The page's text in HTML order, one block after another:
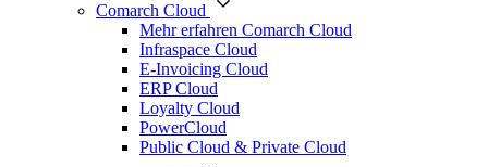
Comarch Cloud
Mehr erfahren Comarch Cloud
Infraspace Cloud
E-Invoicing Cloud
ERP Cloud
Loyalty Cloud
PowerCloud
Public Cloud & Private Cloud